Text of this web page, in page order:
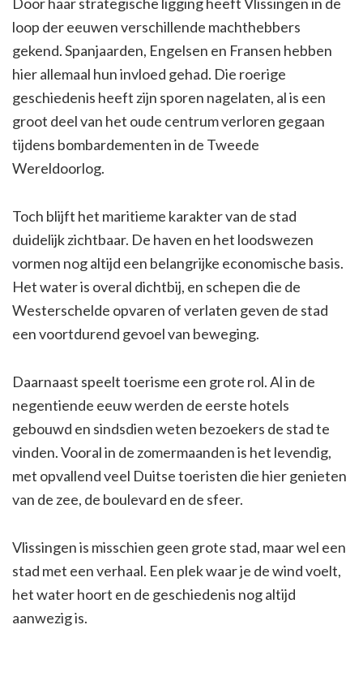
loop der eeuwen verschillende machthebbers
gekend. Spanjaarden, Engelsen en Fransen hebben
hier allemaal hun invloed gehad. Die roerige
geschiedenis heeft zijn sporen nagelaten, al is een
groot deel van het oude centrum verloren gegaan
tijdens bombardementen in de Tweede
Wereldoorlog.
Toch blijft het maritieme karakter van de stad
duidelijk zichtbaar. De haven en het loodswezen
vormen nog altijd een belangrijke economische basis.
Het water is overal dichtbij, en schepen die de
Westerschelde opvaren of verlaten geven de stad
een voortdurend gevoel van beweging.
Daarnaast speelt toerisme een grote rol. Al in de
negentiende eeuw werden de eerste hotels
gebouwd en sindsdien weten bezoekers de stad te
vinden. Vooral in de zomermaanden is het levendig,
met opvallend veel Duitse toeristen die hier genieten
van de zee, de boulevard en de sfeer.
Vlissingen is misschien geen grote stad, maar wel een
stad met een verhaal. Een plek waar je de wind voelt,
het water hoort en de geschiedenis nog altijd
aanwezig is.